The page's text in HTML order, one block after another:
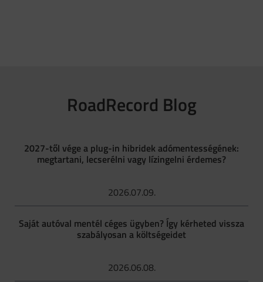
RoadRecord Blog
2027-től vége a plug-in hibridek adómentességének:
megtartani, lecserélni vagy lízingelni érdemes?
2026.07.09.
Saját autóval mentél céges ügyben? Így kérheted vissza
szabályosan a költségeidet
2026.06.08.